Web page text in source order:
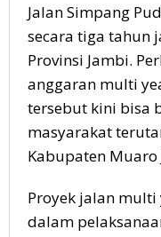
Jalan Simpang
secara tiga tahun
Provinsi Jambi.
anggaran multi
tersebut kini bisa
masyarakat
Kabupaten Muaro
Proyek jalan
dalam